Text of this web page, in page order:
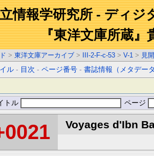
情報学研究所 - ディジ
『東洋文庫所蔵』
> 東洋文庫アーカイブ > III-2-F-c-53 > V-1 > 見
ル - 目次 -ページ番号 -書誌情報（メタデー
トル ページ
Voyages d'Ibn